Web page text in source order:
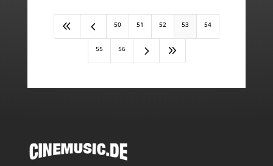
8 4 50 51 52 53 54
55 56 5 9